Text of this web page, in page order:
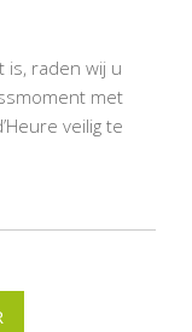
is, raden wij u
met
veilig te